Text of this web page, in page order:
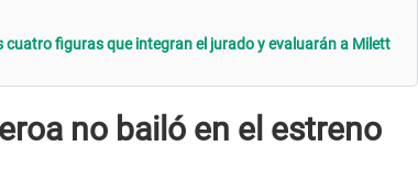
cuatro figuras que integran el jurado y evaluarán a Milett
no bailó en el estreno